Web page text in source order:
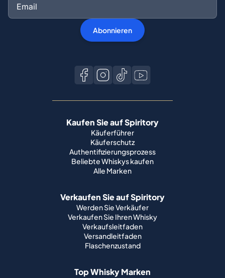
Abonnieren
Kaufen Sie auf Spiritory
Käuferführer
Käuferschutz
Authentifizierungsprozess
Beliebte Whiskys kaufen
Alle Marken
Verkaufen Sie auf Spiritory
Werden Sie Verkäufer
Verkaufen Sie Ihren Whisky
Verkaufsleitfaden
Versandleitfaden
Flaschenzustand
Top Whisky Marken